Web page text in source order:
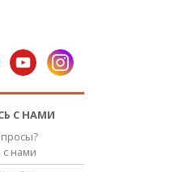
С НАМИ
с нами